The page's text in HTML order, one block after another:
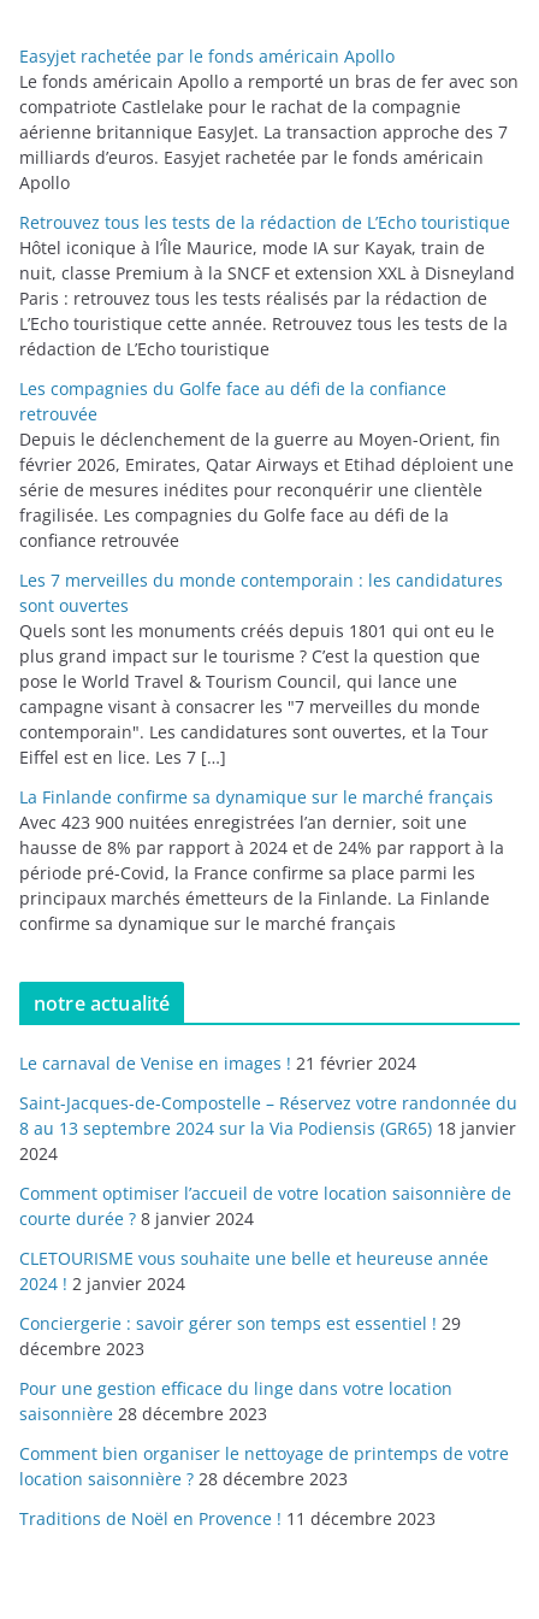
r
i
e
s
Easyjet rachetée par le fonds américain Apollo
Le fonds américain Apollo a remporté un bras de fer avec son
compatriote Castlelake pour le rachat de la compagnie
aérienne britannique EasyJet. La transaction approche des 7
milliards d’euros. Easyjet rachetée par le fonds américain
Apollo
Retrouvez tous les tests de la rédaction de L’Echo touristique
Hôtel iconique à l’Île Maurice, mode IA sur Kayak, train de
nuit, classe Premium à la SNCF et extension XXL à Disneyland
Paris : retrouvez tous les tests réalisés par la rédaction de
L’Echo touristique cette année. Retrouvez tous les tests de la
rédaction de L’Echo touristique
Les compagnies du Golfe face au défi de la confiance
retrouvée
Depuis le déclenchement de la guerre au Moyen-Orient, fin
février 2026, Emirates, Qatar Airways et Etihad déploient une
série de mesures inédites pour reconquérir une clientèle
fragilisée. Les compagnies du Golfe face au défi de la
confiance retrouvée
Les 7 merveilles du monde contemporain : les candidatures
sont ouvertes
Quels sont les monuments créés depuis 1801 qui ont eu le
plus grand impact sur le tourisme ? C’est la question que
pose le World Travel & Tourism Council, qui lance une
campagne visant à consacrer les "7 merveilles du monde
contemporain". Les candidatures sont ouvertes, et la Tour
Eiffel est en lice. Les 7 […]
La Finlande confirme sa dynamique sur le marché français
Avec 423 900 nuitées enregistrées l’an dernier, soit une
hausse de 8% par rapport à 2024 et de 24% par rapport à la
période pré-Covid, la France confirme sa place parmi les
principaux marchés émetteurs de la Finlande. La Finlande
confirme sa dynamique sur le marché français
notre actualité
Le carnaval de Venise en images ! 21 février 2024
Saint-Jacques-de-Compostelle – Réservez votre randonnée du
8 au 13 septembre 2024 sur la Via Podiensis (GR65) 18 janvier
2024
Comment optimiser l’accueil de votre location saisonnière de
courte durée ? 8 janvier 2024
CLETOURISME vous souhaite une belle et heureuse année
2024 ! 2 janvier 2024
Conciergerie : savoir gérer son temps est essentiel ! 29
décembre 2023
Pour une gestion efficace du linge dans votre location
saisonnière 28 décembre 2023
Comment bien organiser le nettoyage de printemps de votre
location saisonnière ? 28 décembre 2023
Traditions de Noël en Provence ! 11 décembre 2023